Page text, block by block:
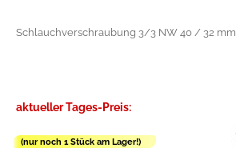
Schlauchverschraubung 3/3 NW 40 / 32 mm
aktueller Tages-Preis:
(nur noch 1 Stück am Lager!)